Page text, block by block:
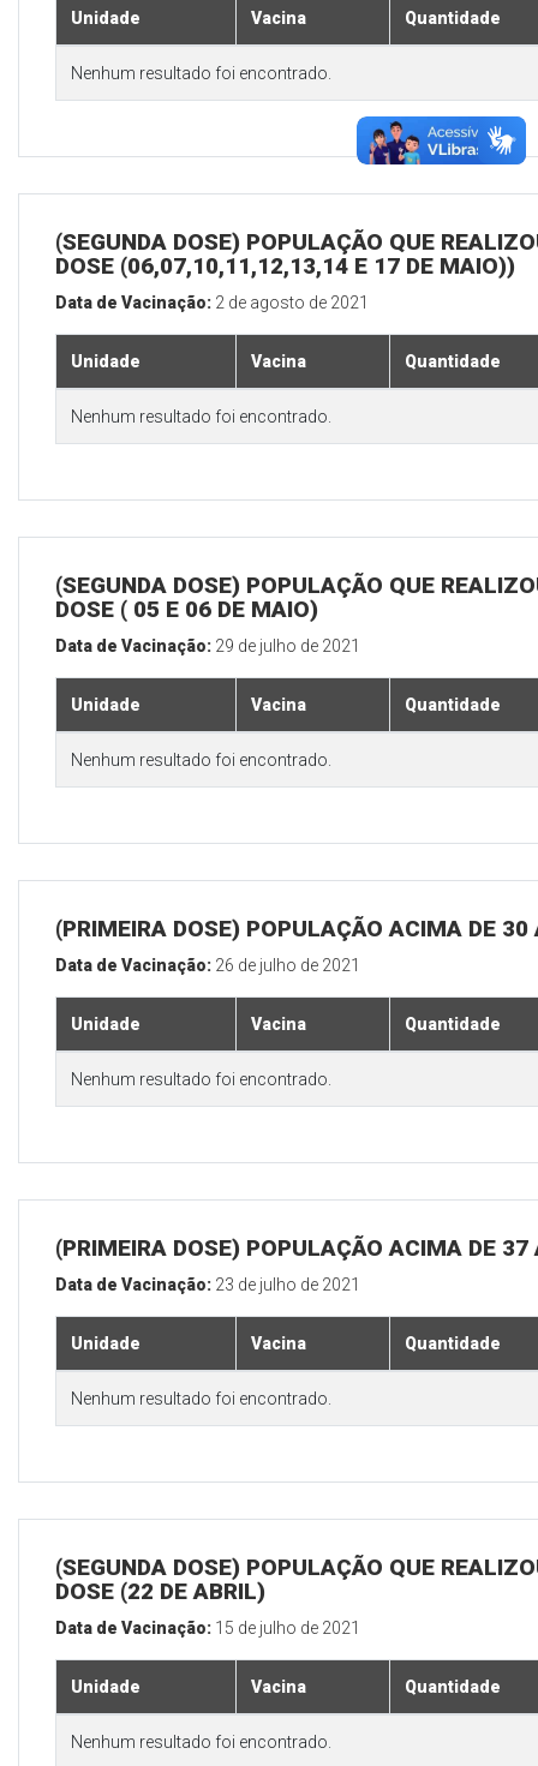
Unidade Vacina Quantidade
Nenhum resultado foi encontrado.
(SEGUNDA DOSE) POPULAÇÃO QUE
DOSE (06,07,10,11,12,13,14 E 17 DE MAIO))
Data de Vacinação: 2 de agosto de 2021
Unidade Vacina Quantidade
Nenhum resultado foi encontrado.
(SEGUNDA DOSE) POPULAÇÃO QUE
DOSE ( 05 E 06 DE MAIO)
Data de Vacinação: 29 de julho de 2021
Unidade Vacina Quantidade
Nenhum resultado foi encontrado.
(PRIMEIRA DOSE) POPULAÇÃO ACIMA DE 30
Data de Vacinação: 26 de julho de 2021
Unidade Vacina Quantidade
Nenhum resultado foi encontrado.
(PRIMEIRA DOSE) POPULAÇÃO ACIMA DE 37
Data de Vacinação: 23 de julho de 2021
Unidade Vacina Quantidade
Nenhum resultado foi encontrado.
(SEGUNDA DOSE) POPULAÇÃO QUE
DOSE (22 DE ABRIL)
Data de Vacinação: 15 de julho de 2021
Unidade Vacina Quantidade
Nenhum resultado foi encontrado.